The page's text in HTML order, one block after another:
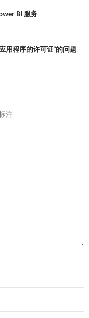
BI 服务
用程序的许可证”的问题
注